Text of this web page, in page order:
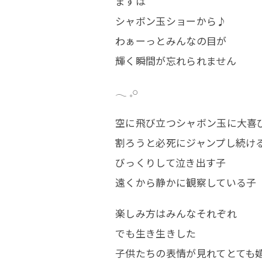
シャボン玉ショーから♪
わぁーっとみんなの目が
輝く瞬間が忘れられません
𓂃 𓈒𓏸⠀
空に飛び立つシャボン玉に大喜
割ろうと必死にジャンプし続け
びっくりして泣き出す子
遠くから静かに観察している子
楽しみ方はみんなそれぞれ
でも生き生きした
子供たちの表情が見れてとても